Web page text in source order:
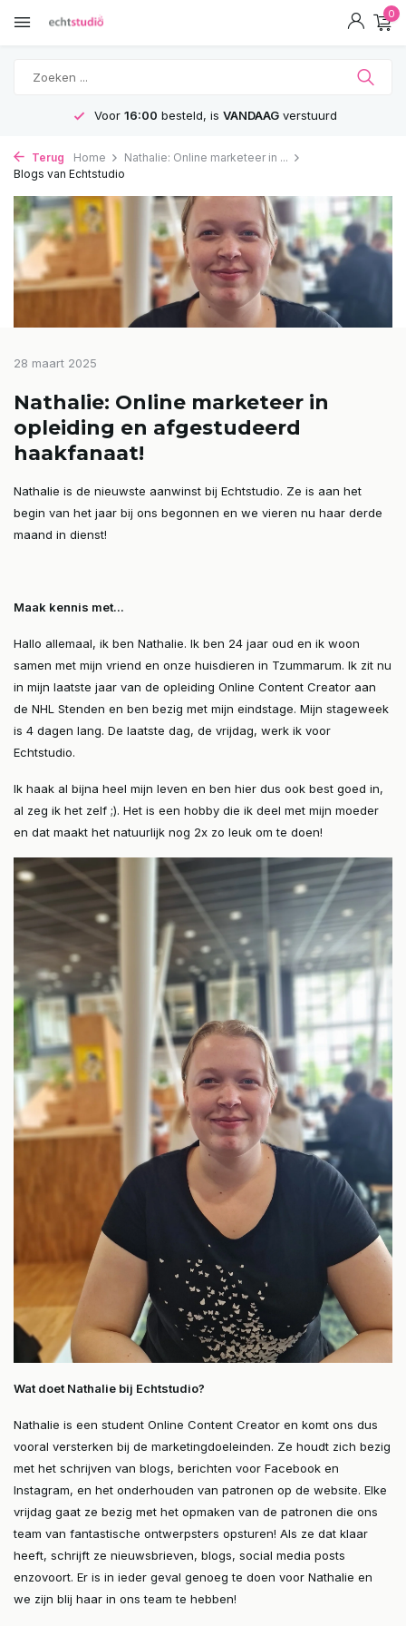
0
Voor 16:00 besteld, is VANDAAGverstuurd
Terug Home
Nathalie: Online marketeer in ...
Blogs van Echtstudio
28 maart 2025
Nathalie: Online marketeer in
opleiding en afgestudeerd
haakfanaat!
Nathalie is de nieuwste aanwinst bij Echtstudio. Ze is aan het
begin van het jaar bij ons begonnen en we vieren nu haar derde
maand in dienst!
Maak kennis met...
Hallo allemaal, ik ben Nathalie. Ik ben 24 jaar oud en ik woon
samen met mijn vriend en onze huisdieren in Tzummarum. Ik zit nu
in mijn laatste jaar van de opleiding Online Content Creator aan
de NHL Stenden en ben bezig met mijn eindstage. Mijn stageweek
is 4 dagen lang. De laatste dag, de vrijdag, werk ik voor
Echtstudio.
Ik haak al bijna heel mijn leven en ben hier dus ook best goed in,
al zeg ik het zelf ;). Het is een hobby die ik deel met mijn moeder
en dat maakt het natuurlijk nog 2x zo leuk om te doen!
Wat doet Nathalie bij Echtstudio?
Nathalie is een student Online Content Creator en komt ons dus
vooral versterken bij de marketingdoeleinden. Ze houdt zich bezig
met het schrijven van blogs, berichten voor Facebook en
Instagram, en het onderhouden van patronen op de website. Elke
vrijdag gaat ze bezig met het opmaken van de patronen die ons
team van fantastische ontwerpsters opsturen! Als ze dat klaar
heeft, schrijft ze nieuwsbrieven, blogs, social media posts
enzovoort. Er is in ieder geval genoeg te doen voor Nathalie en
we zijn blij haar in ons team te hebben!